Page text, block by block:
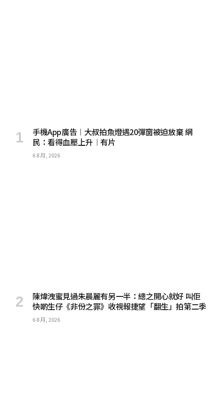
手機App廣告︱大叔拍魚燈遇20彈窗被迫放棄 網
民：看得血壓上升︱有片
6 8 月, 2026
陳煒洩蜜見過朱晨麗有另一半：總之開心就好 叫佢
快啲生仔《非份之罪》收視報捷望「翻生」拍第二季
6 8 月, 2026